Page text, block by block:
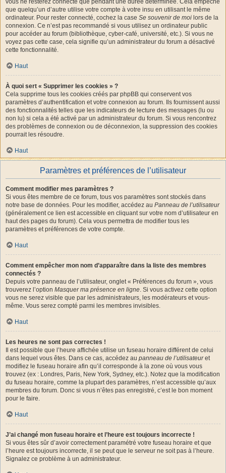
vous ne resterez connecté que pendant une durée déterminée. Cela empêche
que quelqu’un d’autre utilise votre compte à votre insu en utilisant le même
ordinateur. Pour rester connecté, cochez la case Se souvenir de moi lors de la
connexion. Ce n’est pas recommandé si vous utilisez un ordinateur public
pour accéder au forum (bibliothèque, cyber-café, université, etc.). Si vous ne
voyez pas cette case, cela signifie qu’un administrateur du forum a désactivé
cette fonctionnalité.
Haut
À quoi sert « Supprimer les cookies » ?
Cela supprime tous les cookies créés par phpBB qui conservent vos
paramètres d’authentification et votre connexion au forum. Ils fournissent aussi
des fonctionnalités telles que les indicateurs de lecture des messages (lu ou
non lu) si cela a été activé par un administrateur du forum. Si vous rencontrez
des problèmes de connexion ou de déconnexion, la suppression des cookies
pourrait les résoudre.
Haut
Paramètres et préférences de l’utilisateur
Comment modifier mes paramètres ?
Si vous êtes membre de ce forum, tous vos paramètres sont stockés dans
notre base de données. Pour les modifier, accédez au Panneau de l’utilisateur
(généralement ce lien est accessible en cliquant sur votre nom d’utilisateur en
haut des pages du forum). Cela vous permettra de modifier tous les
paramètres et préférences de votre compte.
Haut
Comment empêcher mon nom d’apparaître dans la liste des membres
connectés ?
Depuis votre panneau de l’utilisateur, onglet « Préférences du forum », vous
trouverez l’option Masquer ma présence en ligne. Si vous activez cette option
vous ne serez visible que par les administrateurs, les modérateurs et vous-
même. Vous serez compté parmi les membres invisibles.
Haut
Les heures ne sont pas correctes !
Il est possible que l’heure affichée utilise un fuseau horaire différent de celui
dans lequel vous êtes. Dans ce cas, accédez au panneau de l’utilisateuret
modifiez le fuseau horaire afin qu’il corresponde à la zone où vous vous
trouvez (ex : Londres, Paris, New York, Sydney, etc.). Notez que la modification
du fuseau horaire, comme la plupart des paramètres, n’est accessible qu’aux
membres du forum. Donc si vous n’êtes pas enregistré, c’est le bon moment
pour le faire.
Haut
J’ai changé mon fuseau horaire et l’heure est toujours incorrecte !
Si vous êtes sûr d’avoir correctement paramétré votre fuseau horaire et que
l’heure est toujours incorrecte, il se peut que le serveur ne soit pas à l’heure.
Signalez ce problème à un administrateur.